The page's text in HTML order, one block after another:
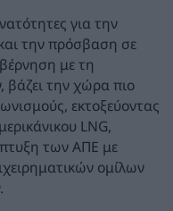
για την
την πρόσβαση σε
με τη
την χώρα πιο
εκτοξεύοντας
LNG,
των ΑΠΕ με
ομίλων